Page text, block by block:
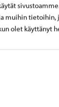
muihin tietoihin,
olet käyttänyt